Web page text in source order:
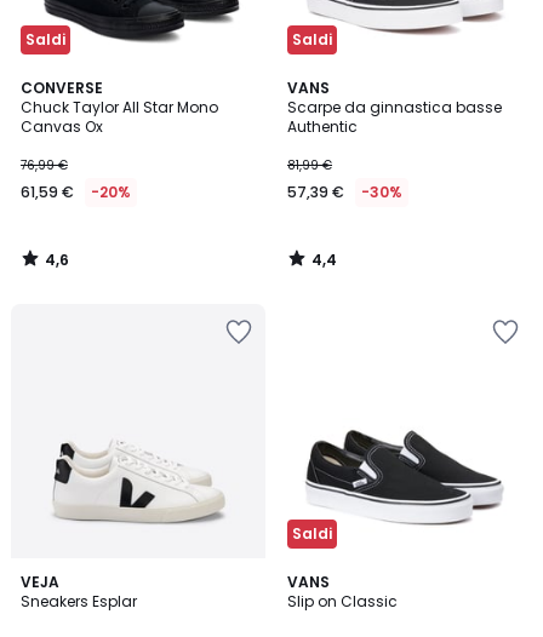
Saldi
CONVERSE
Chuck Taylor All Star Mono
Canvas Ox
76,99 €
61,59 € -20%
4,6
/ 5
4,6
/
Saldi
VANS
Scarpe da ginnastica basse
Authentic
81,99 €
57,39 € -30%
4,4
/ 5
4,4
/
VEJA
Sneakers Esplar
4,3
/ 5
Saldi
VANS
Slip on Classic
4,3
/ 5